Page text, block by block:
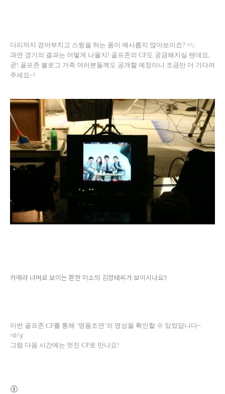
다리까지 걷어부치고 스윙을 하는 폼이 예사롭지 않아보이죠? ^^;
과연 경기의 결과는 어떻게 나올지! 골프존의 CF도 궁금해지실 텐데요,
곧! 골프존 블로그 가족 여러분들께도 공개할 예정이니 조금만 더 기다려
주세요~!
카메라 너머로 보이는 환한 미소의 김정태씨가 보이시나요?
이번 골프존 CF를 통해 ‘명품조연’의 명성을 확인할 수 있었답니다~
^0^)/
그럼 다음 시간에는 멋진 CF로 만나요!